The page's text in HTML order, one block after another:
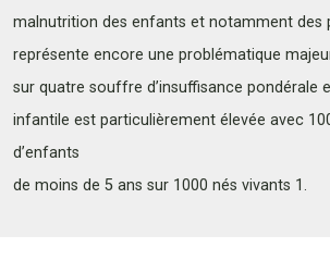
malnutrition des enfants et notamment des
représente encore une problématique
sur quatre souffre d’insuffisance pondérale
infantile est particulièrement élevée avec
d’enfants
de moins de 5 ans sur 1000 nés vivants 1.